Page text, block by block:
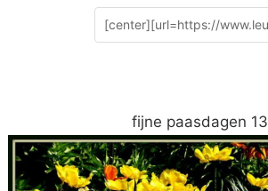
fijne paasdagen 13